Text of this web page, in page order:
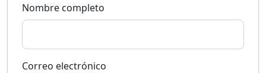
Nombre completo
Correo electrónico